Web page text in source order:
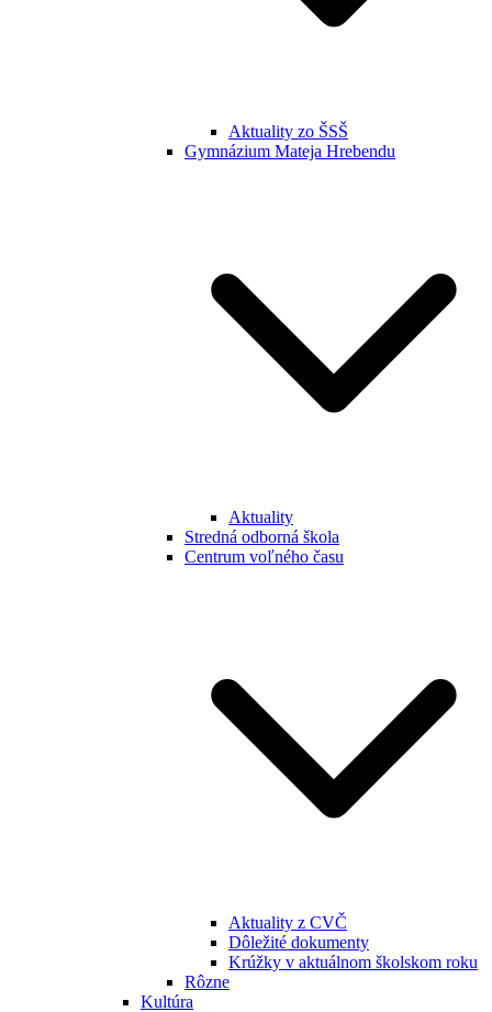
Aktuality zo ŠSŠ
Gymnázium Mateja Hrebendu
Aktuality
Stredná odborná škola
Centrum voľného času
Aktuality z CVČ
Dôležité dokumenty
Krúžky v aktuálnom školskom roku
Rôzne
Kultúra